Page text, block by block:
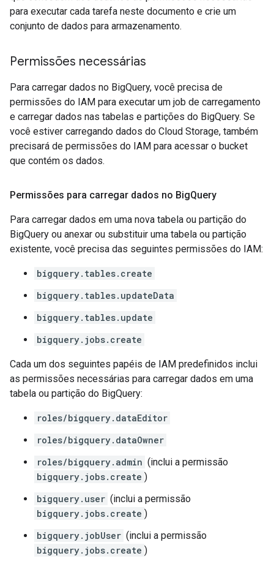
para executar cada tarefa neste documento e crie um
conjunto de dados para armazenamento.
Permissões necessárias
Para carregar dados no BigQuery, você precisa de
permissões do IAM para executar um job de carregamento
e carregar dados nas tabelas e partições do BigQuery. Se
você estiver carregando dados do Cloud Storage, também
precisará de permissões do IAM para acessar o bucket
que contém os dados.
Permissões para carregar dados no BigQuery
Para carregar dados em uma nova tabela ou partição do
BigQuery ou anexar ou substituir uma tabela ou partição
existente, você precisa das seguintes permissões do IAM:
bigquery.tables.create
bigquery.tables.updateData
bigquery.tables.update
bigquery.jobs.create
Cada um dos seguintes papéis de IAM predefinidos inclui
as permissões necessárias para carregar dados em uma
tabela ou partição do BigQuery:
roles/bigquery.dataEditor
roles/bigquery.dataOwner
roles/bigquery.admin (inclui a permissão
bigquery.jobs.create )
bigquery.user (inclui a permissão
bigquery.jobs.create )
bigquery.jobUser (inclui a permissão
bigquery.jobs.create )